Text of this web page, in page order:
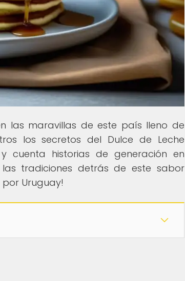
las maravillas de este país lleno de
los secretos del Dulce de Leche
cuenta historias de generación en
tradiciones detrás de este sabor
Uruguay!